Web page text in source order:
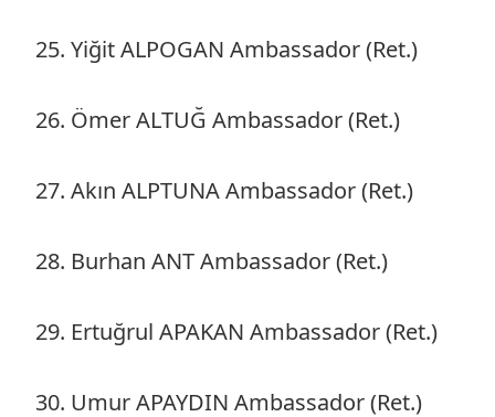
25. Yiğit ALPOGAN Ambassador (Ret.)
26. Ömer ALTUĞ Ambassador (Ret.)
27. Akın ALPTUNA Ambassador (Ret.)
28. Burhan ANT Ambassador (Ret.)
29. Ertuğrul APAKAN Ambassador (Ret.)
30. Umur APAYDIN Ambassador (Ret.)